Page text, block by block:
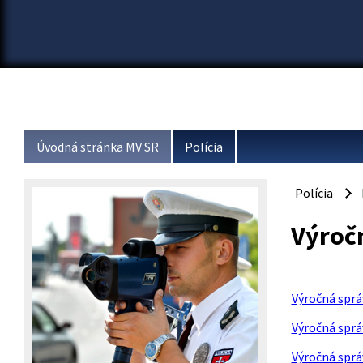
Úvodná stránka MV SR Polícia
Polícia
Výročná
Výročná
Výročná